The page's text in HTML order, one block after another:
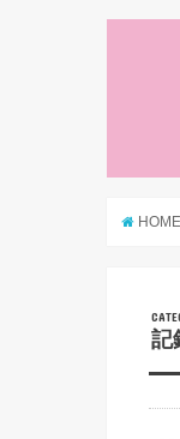
HOME
記